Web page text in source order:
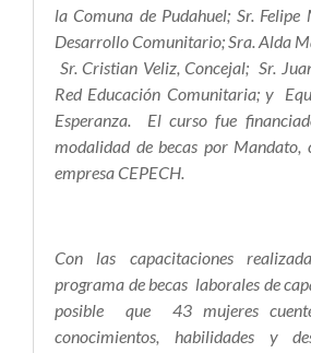
la Comuna de Pudahuel; Sr.
Desarrollo Comunitario; Sra. Alda
Sr. Cristian Veliz, Concejal; Sr.
Red Educación Comunitaria; y
Esperanza. El curso fue
modalidad de becas por Mandato,
empresa CEPECH.
Con las capacitaciones
programa de becas laborales de
posible que 43 mujeres
conocimientos, habilidades y